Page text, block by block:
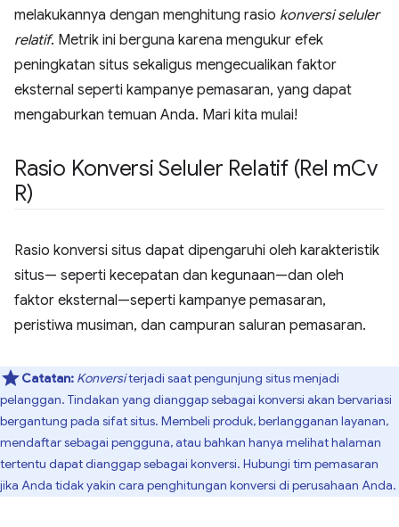
melakukannya dengan menghitung rasio konversi seluler
relatif. Metrik ini berguna karena mengukur efek
peningkatan situs sekaligus mengecualikan faktor
eksternal seperti kampanye pemasaran, yang dapat
mengaburkan temuan Anda. Mari kita mulai!
Rasio Konversi Seluler Relatif (Rel mCv
R)
Rasio konversi situs dapat dipengaruhi oleh karakteristik
situs— seperti kecepatan dan kegunaan—dan oleh
faktor eksternal—seperti kampanye pemasaran,
peristiwa musiman, dan campuran saluran pemasaran.
Catatan: Konversiterjadi saat pengunjung situs menjadi
pelanggan. Tindakan yang dianggap sebagai konversi akan bervariasi
bergantung pada sifat situs. Membeli produk, berlangganan layanan,
mendaftar sebagai pengguna, atau bahkan hanya melihat halaman
tertentu dapat dianggap sebagai konversi. Hubungi tim pemasaran
jika Anda tidak yakin cara penghitungan konversi di perusahaan Anda.